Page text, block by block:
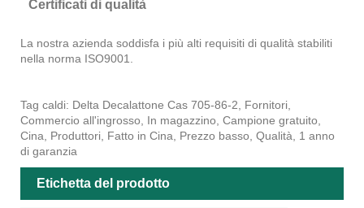
Certificati di qualità
La nostra azienda soddisfa i più alti requisiti di qualità stabiliti
nella norma ISO9001.
Tag caldi: Delta Decalattone Cas 705-86-2, Fornitori,
Commercio all'ingrosso, In magazzino, Campione gratuito,
Cina, Produttori, Fatto in Cina, Prezzo basso, Qualità, 1 anno
di garanzia
Etichetta del prodotto